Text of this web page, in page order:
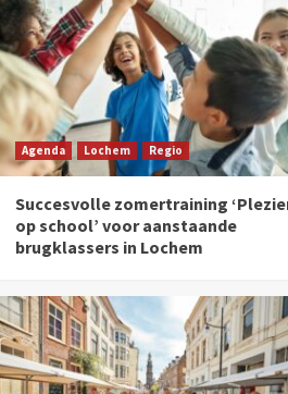
Agenda Lochem Regio
Succesvolle zomertraining
op school’ voor aanstaande
brugklassers in Lochem